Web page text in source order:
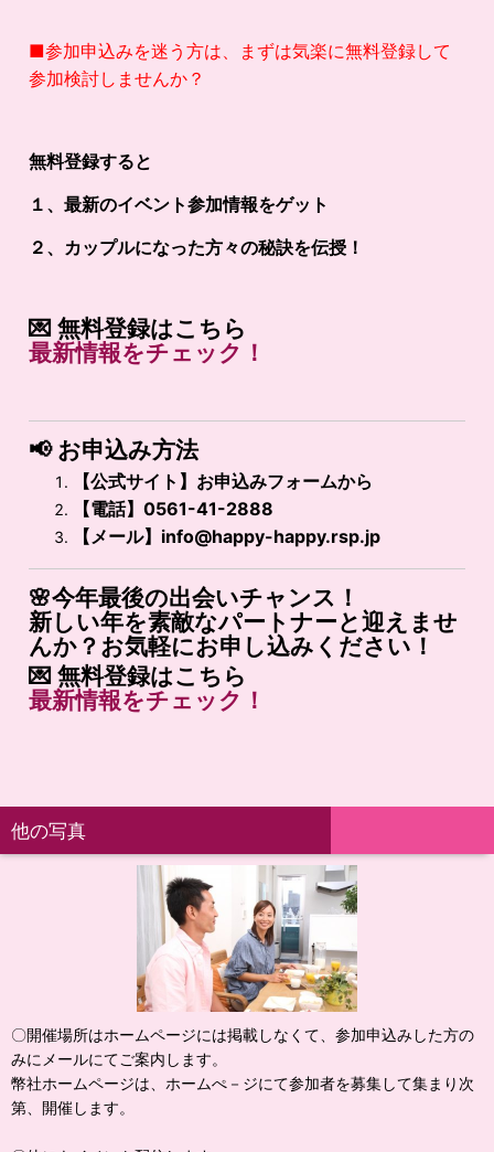
■参加申込みを迷う方は、まずは気楽に無料登録して
参加検討しませんか？
無料登録すると
１、最新のイベント参加情報をゲット
２、カップルになった方々の秘訣を伝授！
💌 無料登録はこちら
最新情報をチェック！
📢 お申込み方法
【公式サイト】お申込みフォームから
【電話】0561-41-2888
【メール】 info@happy-happy.rsp.jp
🌸今年最後の出会いチャンス！
新しい年を素敵なパートナーと迎えませ
んか？お気軽にお申し込みください！
💌 無料登録はこちら
最新情報をチェック！
他の写真
〇開催場所はホームページには掲載しなくて、参加申込みした方の
みにメールにてご案内します。
幣社ホームページは、ホームぺ－ジにて参加者を募集して集まり次
第、開催します。